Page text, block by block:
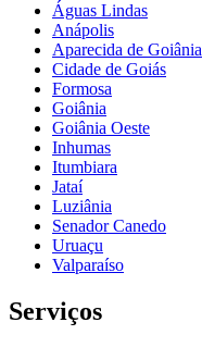
Águas Lindas
Anápolis
Aparecida de Goiânia
Cidade de Goiás
Formosa
Goiânia
Goiânia Oeste
Inhumas
Itumbiara
Jataí
Luziânia
Senador Canedo
Uruaçu
Valparaíso
Serviços